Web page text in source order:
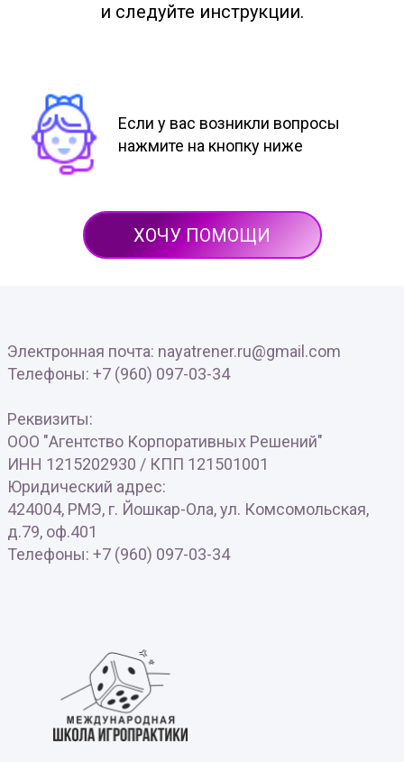
и следуйте инструкции.
Если у вас возникли вопросы
нажмите на кнопку ниже
ХОЧУ ПОМОЩИ
Электронная почта: nayatrener.ru@gmail.com
Телефоны: +7 (960) 097-03-34
Реквизиты:
ООО "Агентство Корпоративных Решений"
ИНН 1215202930 / КПП 121501001
Юридический адрес:
424004, РМЭ, г. Йошкар-Ола, ул. Комсомольская,
д.79, оф.401
Телефоны: +7 (960) 097-03-34